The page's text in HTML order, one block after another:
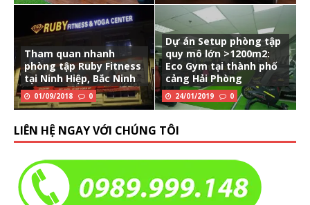
Tham quan nhanh
phòng tập Ruby Fitness
tại Ninh Hiệp, Bắc Ninh
01/09/2018 0
Dự án Setup phòng tập
quy mô lớn >1200m2:
Eco Gym tại thành phố
cảng Hải Phòng
24/01/2019 0
LIÊN HỆ NGAY VỚI CHÚNG TÔI